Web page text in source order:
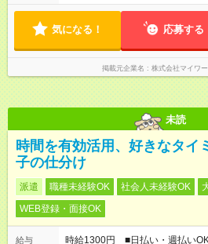
気になる！ 応募する
掲載元企業名 株式会社マイワー
未読
時間を有効活用、好きなタイ
子の仕分け
派遣 職種未経験OK 社会人未経験OK
WEB登録・面接OK
給与
時給1300円 ■日払い・週払い